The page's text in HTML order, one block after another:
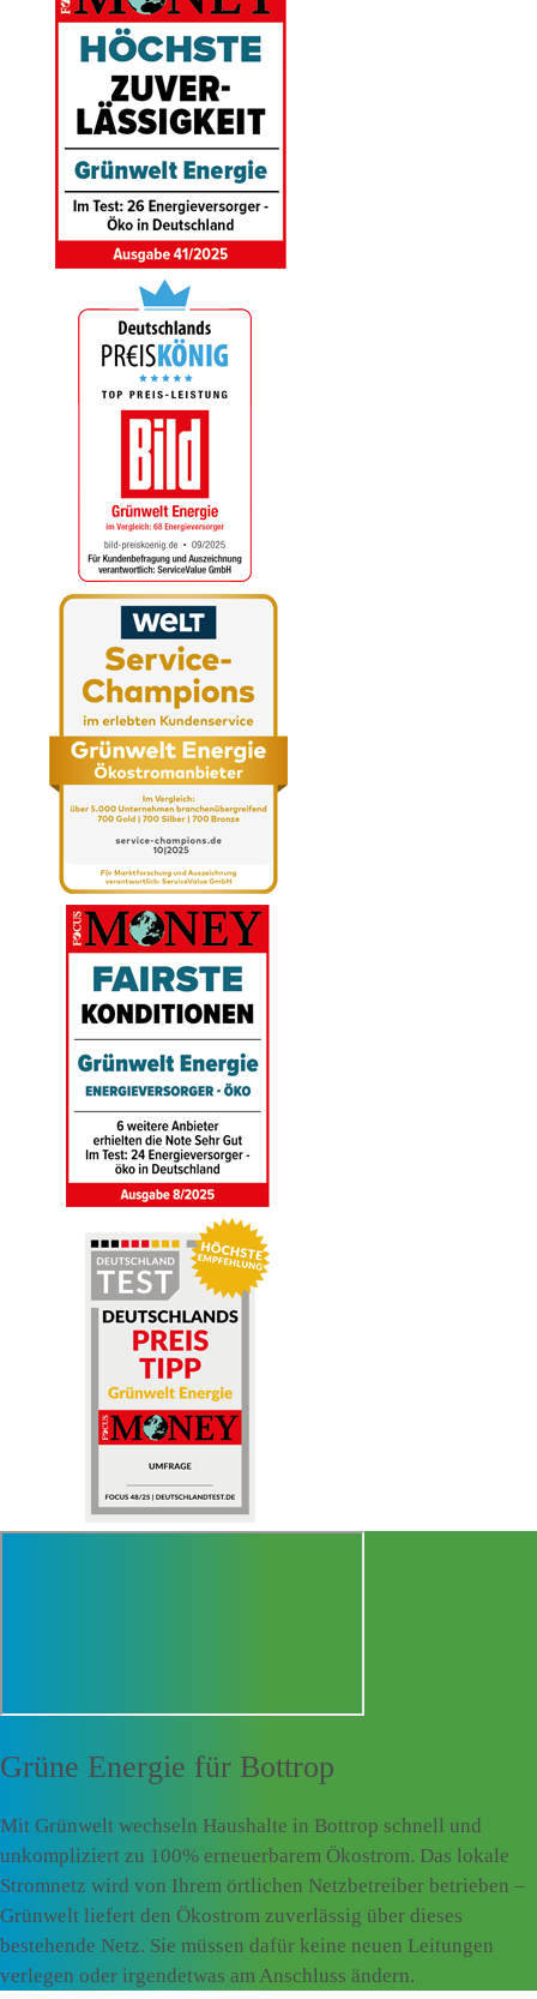
Grüne Energie für Bottrop
Mit Grünwelt wechseln Haushalte in Bottrop schnell und
unkompliziert zu 100% erneuerbarem Ökostrom. Das lokale
Stromnetz wird von Ihrem örtlichen Netzbetreiber betrieben –
Grünwelt liefert den Ökostrom zuverlässig über dieses
bestehende Netz. Sie müssen dafür keine neuen Leitungen
verlegen oder irgendetwas am Anschluss ändern.